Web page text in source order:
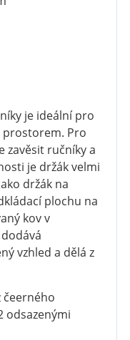
je ideální pro
prostorem. Pro
zavěsit ručníky a
je držák velmi
držák na
plochu na
kov v
vzhled a dělá z
čeerného
odsazenými